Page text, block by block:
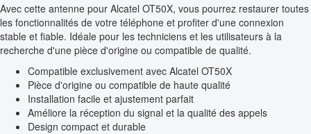
Avec cette antenne pour Alcatel OT50X, vous pourrez restaurer toutes
les fonctionnalités de votre téléphone et profiter d'une connexion
stable et fiable. Idéale pour les techniciens et les utilisateurs à la
recherche d'une pièce d'origine ou compatible de qualité.
Compatible exclusivement avec Alcatel OT50X
Pièce d'origine ou compatible de haute qualité
Installation facile et ajustement parfait
Améliore la réception du signal et la qualité des appels
Design compact et durable